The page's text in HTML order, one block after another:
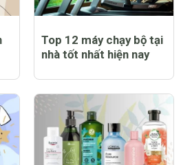
Top 12 máy chạy bộ tại
nhà tốt nhất hiện nay